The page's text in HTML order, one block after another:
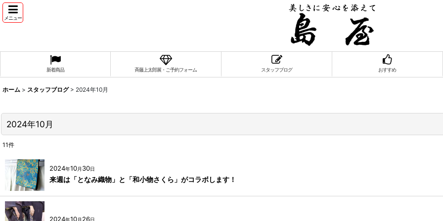
メニュー
新着商品 斉藤上太郎展・ご予約フォーム スタッフブログ おすすめ
ホーム > スタッフブログ > 2024年10月
2024年10月
11件
2024年10月 30日
来週は「となみ織物」と「和小物さくら」がコラボします！
2024年10月 26日